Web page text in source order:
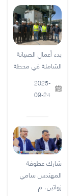
بدء أعمال الصيانة
الشاملة في محطة
2025-
09-24
شارك عطوفة
المهندس سامي
زواتين، م